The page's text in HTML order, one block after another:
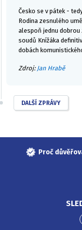
Česko se v pátek -
Rodina zesnulého
alespoň jednu dobrou
soudů Knížáka
dobách
Zdroj: Jan Hrabě
DALŠÍ ZPRÁVY
Proč